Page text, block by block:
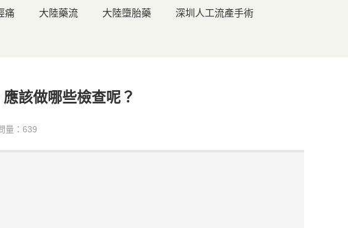
痛 大陸藥流 大陸墮胎藥 深圳人工流產手術
該做哪些檢查呢？
量：639